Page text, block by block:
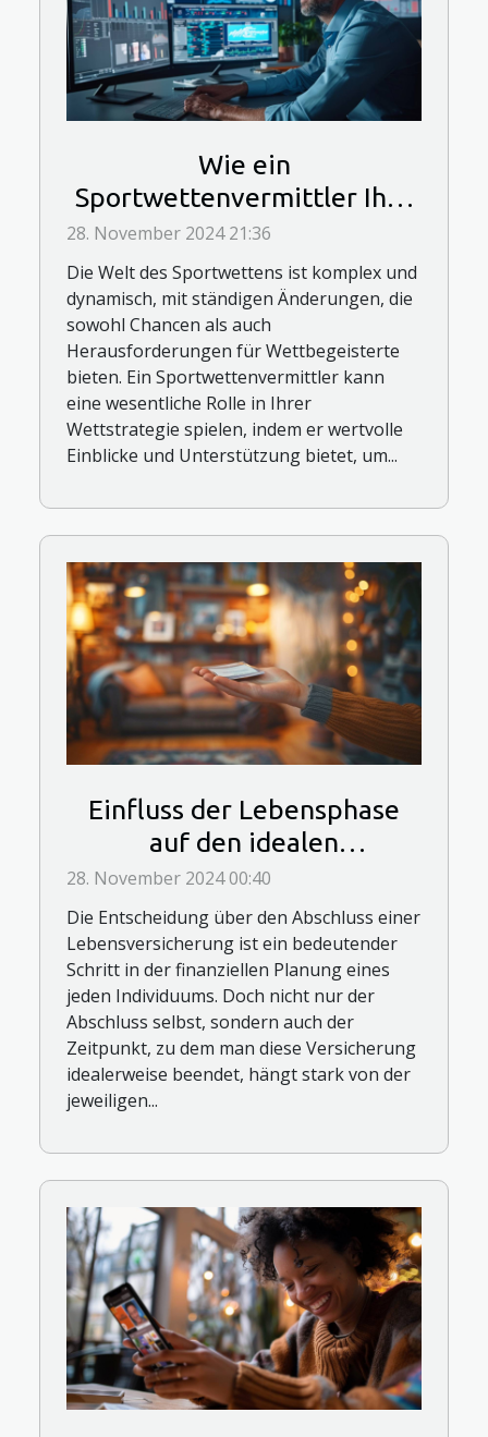
Wie ein
Sportwettenvermittler Ihre
Wettstrategie verbessern
kann
28. November 2024 21:36
Die Welt des Sportwettens ist komplex und
dynamisch, mit ständigen Änderungen, die
sowohl Chancen als auch
Herausforderungen für Wettbegeisterte
bieten. Ein Sportwettenvermittler kann
eine wesentliche Rolle in Ihrer
Wettstrategie spielen, indem er wertvolle
Einblicke und Unterstützung bietet, um...
Einfluss der Lebensphase
auf den idealen
Abschlusszeitpunkt einer
Lebensversicherung
28. November 2024 00:40
Die Entscheidung über den Abschluss einer
Lebensversicherung ist ein bedeutender
Schritt in der finanziellen Planung eines
jeden Individuums. Doch nicht nur der
Abschluss selbst, sondern auch der
Zeitpunkt, zu dem man diese Versicherung
idealerweise beendet, hängt stark von der
jeweiligen...